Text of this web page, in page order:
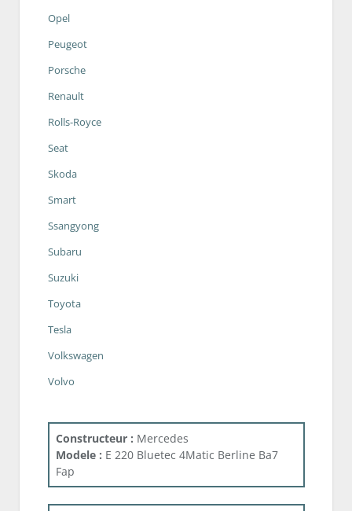
Opel
Peugeot
Porsche
Renault
Rolls-Royce
Seat
Skoda
Smart
Ssangyong
Subaru
Suzuki
Toyota
Tesla
Volkswagen
Volvo
Constructeur : Mercedes
Modele : E 220 Bluetec 4Matic Berline Ba7
Fap